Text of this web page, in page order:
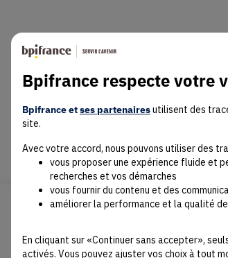
Bpifrance respecte votre
Bpifrance etses partenairesutilisent des
site.
Avec votre accord, nous pouvons utiliser des
vous proposer une expérience fluide et
recherches et vos démarches
vous fournir du contenu et des
améliorer la performance et la qualité
En cliquant sur «Continuer sans accepter»,
activés. Vous pouvez ajuster vos choix à tout